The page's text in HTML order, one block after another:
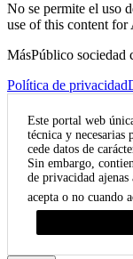
No se permite el uso
use of this content
MásPúblico
Política de privacidad
Este portal web
técnica y
cede datos de
Sin embargo,
de privacidad
acepta o no cuando